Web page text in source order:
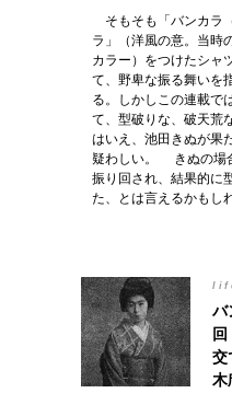
そもそも「バンカラ
ラ」（洋風の意。当時
カラー）をつけたシャ
て、野卑な振る舞いを
る。しかしこの連載で
て、型破りな、破天
はいえ、池田きぬが果
疑わしい。 きぬの場
振り回され、結果的に
た、とは言えるかもし
バ
交
木